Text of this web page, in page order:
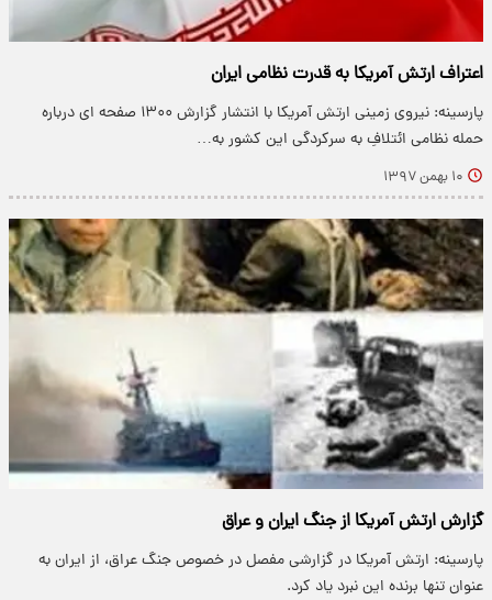
اعتراف ارتش آمریکا به قدرت نظامی ایران
پارسینه: نیروی زمینی ارتش آمریکا با انتشار گزارش ۱۳۰۰ صفحه‌ ای درباره
حمله نظامی ائتلافِ به سرکردگی این کشور به…
۱۰ بهمن ۱۳۹۷
گزارش ارتش آمریکا از جنگ ایران و عراق
پارسینه: ارتش آمریکا در گزارشی مفصل در خصوص جنگ عراق، از ایران به
عنوان تنها برنده این نبرد یاد کرد.